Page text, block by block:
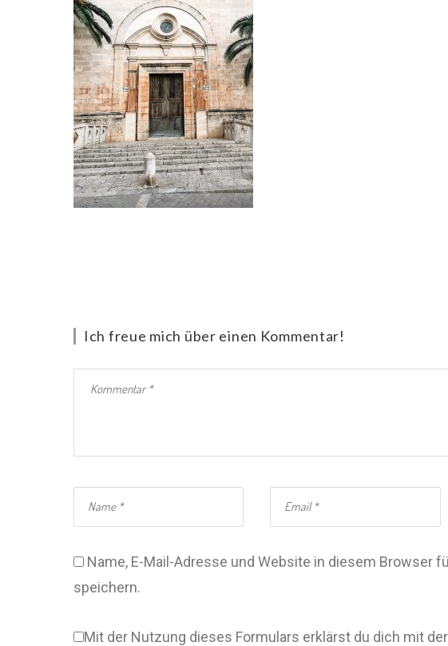
Ich freue mich über einen Kommentar!
Name, E-Mail-Adresse und Website in diesem Browser
speichern.
Mit der Nutzung dieses Formulars erklärst du dich mit